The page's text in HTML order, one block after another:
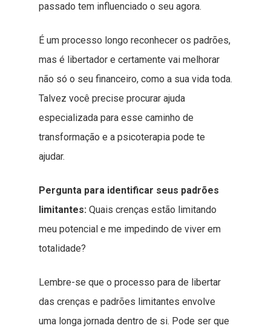
passado tem influenciado o seu agora.
É um processo longo reconhecer os padrões,
mas é libertador e certamente vai melhorar
não só o seu financeiro, como a sua vida toda.
Talvez você precise procurar ajuda
especializada para esse caminho de
transformação e a psicoterapia pode te
ajudar.
Pergunta para identificar seus padrões
limitantes: Quais crenças estão limitando
meu potencial e me impedindo de viver em
totalidade?
Lembre-se que o processo para de libertar
das crenças e padrões limitantes envolve
uma longa jornada dentro de si. Pode ser que